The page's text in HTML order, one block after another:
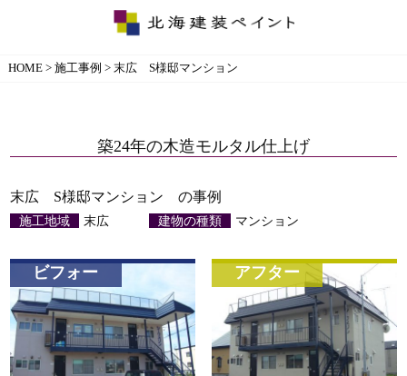
HOME> 施工事例 > 末広 S様邸マンション
築24年の木造モルタル仕上げ
末広 S様邸マンション の事例
施工地域 末広 建物の種類 マンション